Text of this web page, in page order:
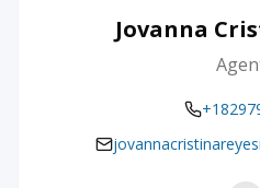
Jovanna